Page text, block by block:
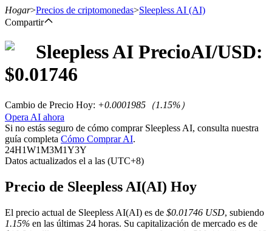
Futuros del USDT
Hogar>Precios de criptomonedas>Sleepless AI (AI)
Compartir
Sleepless AI PrecioAI/USD:
$0.01746
Cambio de Precio Hoy: +0.0001985 （1.15%）
Opera AI ahora
Si no estás seguro de cómo comprar Sleepless AI, consulta nuestra
guía completa Cómo Comprar AI.
24H1W1M3M1Y3Y
Datos actualizados el a las (UTC+8)
Precio de Sleepless AI(AI) Hoy
El precio actual de Sleepless AI(AI) es de $0.01746 USD, subiendo
1.15% en las últimas 24 horas. Su capitalización de mercado es de